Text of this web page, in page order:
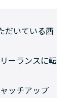
だいている西
ーランスに転
ッチアップ